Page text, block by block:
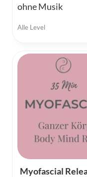
ohne Musik
Alle Level
Myofascial